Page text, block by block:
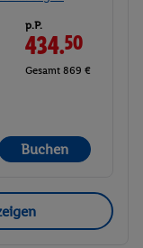
p.P.
434.50
Gesamt 869 €
Buchen